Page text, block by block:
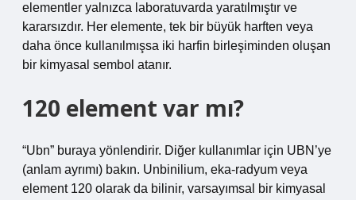
elementler yalnızca laboratuvarda yaratılmıştır ve
kararsızdır. Her elemente, tek bir büyük harften veya
daha önce kullanılmışsa iki harfin birleşiminden oluşan
bir kimyasal sembol atanır.
120 element var mı?
“Ubn” buraya yönlendirir. Diğer kullanımlar için UBN’ye
(anlam ayrımı) bakın. Unbinilium, eka-radyum veya
element 120 olarak da bilinir, varsayımsal bir kimyasal